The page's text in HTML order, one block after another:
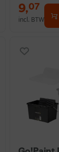
9,07
incl. BTW